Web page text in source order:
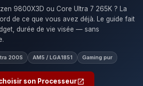
9800X3D ou Core Ultra 7 265K ? La
de ce que vous avez déjà. Le guide fait
durée de vie visée — sans
200S AM5 / LGA1851 Gaming pur
son Processeur